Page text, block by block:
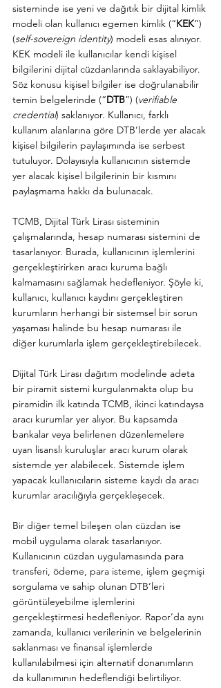
sisteminde ise yeni ve dağıtık bir dijital kimlik
modeli olan kullanıcı egemen kimlik (“KEK”)
(self-sovereign identity) modeli esas alınıyor.
KEK modeli ile kullanıcılar kendi kişisel
bilgilerini dijital cüzdanlarında saklayabiliyor.
Söz konusu kişisel bilgiler ise doğrulanabilir
temin belgelerinde (“DTB”) (verifiable
credential) saklanıyor. Kullanıcı, farklı
kullanım alanlarına göre DTB’lerde yer alacak
kişisel bilgilerin paylaşımında ise serbest
tutuluyor. Dolayısıyla kullanıcının sistemde
yer alacak kişisel bilgilerinin bir kısmını
paylaşmama hakkı da bulunacak.
TCMB, Dijital Türk Lirası sisteminin
çalışmalarında, hesap numarası sistemini de
tasarlanıyor. Burada, kullanıcının işlemlerini
gerçekleştirirken aracı kuruma bağlı
kalmamasını sağlamak hedefleniyor. Şöyle ki,
kullanıcı, kullanıcı kaydını gerçekleştiren
kurumların herhangi bir sistemsel bir sorun
yaşaması halinde bu hesap numarası ile
diğer kurumlarla işlem gerçekleştirebilecek.
Dijital Türk Lirası dağıtım modelinde adeta
bir piramit sistemi kurgulanmakta olup bu
piramidin ilk katında TCMB, ikinci katındaysa
aracı kurumlar yer alıyor. Bu kapsamda
bankalar veya belirlenen düzenlemelere
uyan lisanslı kuruluşlar aracı kurum olarak
sistemde yer alabilecek. Sistemde işlem
yapacak kullanıcıların sisteme kaydı da aracı
kurumlar aracılığıyla gerçekleşecek.
Bir diğer temel bileşen olan cüzdan ise
mobil uygulama olarak tasarlanıyor.
Kullanıcının cüzdan uygulamasında para
transferi, ödeme, para isteme, işlem geçmişi
sorgulama ve sahip olunan DTB’leri
görüntüleyebilme işlemlerini
gerçekleştirmesi hedefleniyor. Rapor’da aynı
zamanda, kullanıcı verilerinin ve belgelerinin
saklanması ve finansal işlemlerde
kullanılabilmesi için alternatif donanımların
da kullanımının hedeflendiği belirtiliyor.